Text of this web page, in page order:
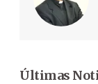
Últimas